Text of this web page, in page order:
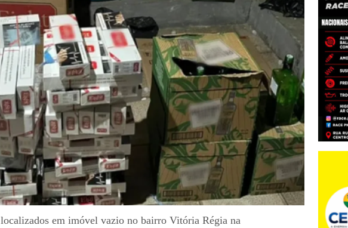
em imóvel vazio no bairro Vitória Régia na